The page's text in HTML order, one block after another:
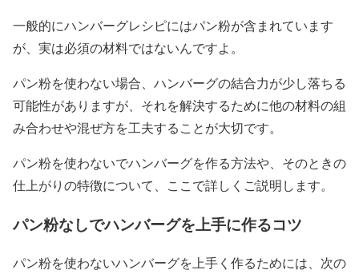
一般的にハンバーグレシピにはパン粉が含まれています
が、実は必須の材料ではないんですよ。
パン粉を使わない場合、ハンバーグの結合力が少し落ちる
可能性がありますが、それを解決するために他の材料の組
み合わせや混ぜ方を工夫することが大切です。
パン粉を使わないでハンバーグを作る方法や、そのときの
仕上がりの特徴について、ここで詳しくご説明します。
パン粉なしでハンバーグを上手に作るコツ
パン粉を使わないハンバーグを上手く作るためには、次の